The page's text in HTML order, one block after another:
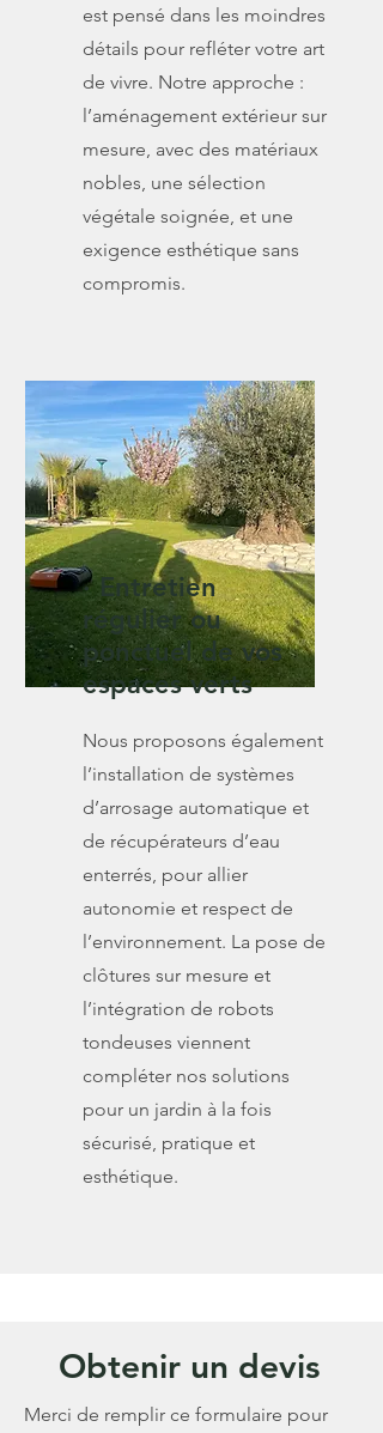
est pensé dans les moindres
détails pour refléter votre art
de vivre. Notre approche :
l’aménagement extérieur sur
mesure, avec des matériaux
nobles, une sélection
végétale soignée, et une
exigence esthétique sans
compromis.
· Entretien
régulier ou
ponctuel de vos
espaces verts
Nous proposons également
l’installation de systèmes
d’arrosage automatique et
de récupérateurs d’eau
enterrés, pour allier
autonomie et respect de
l’environnement. La pose de
clôtures sur mesure et
l’intégration de robots
tondeuses viennent
compléter nos solutions
pour un jardin à la fois
sécurisé, pratique et
esthétique.
Obtenir un devis
Merci de remplir ce formulaire pour